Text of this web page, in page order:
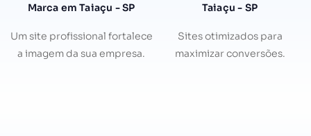
Marca em Taiaçu - SP
Um site profissional fortalece
a imagem da sua empresa.
Taiaçu - SP
Sites otimizados para
maximizar conversões.